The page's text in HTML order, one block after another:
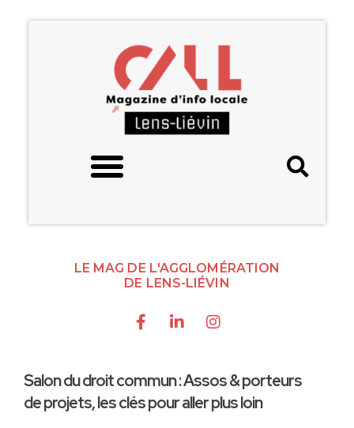
LE MAG DE L'AGGLOMÉRATION
DE LENS-LIÉVIN
Salon du droit commun : Assos & porteurs
de projets, les clés pour aller plus loin